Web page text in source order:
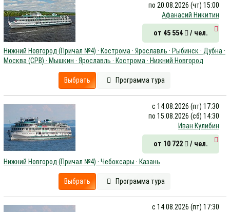
по 20.08.2026 (чт) 15:00
Афанасий Никитин
от 45 554 / чел.
Нижний Новгород (Причал №4) · Кострома · Ярославль · Рыбинск · Дубна ·
Москва (СРВ) · Мышкин · Ярославль · Кострома · Нижний Новгород
Выбрать Программа тура
с 14.08.2026 (пт) 17:30
по 15.08.2026 (сб) 14:30
Иван Кулибин
от 10 722 / чел.
Нижний Новгород (Причал №4) · Чебоксары · Казань
Выбрать Программа тура
с 14.08.2026 (пт) 17:30